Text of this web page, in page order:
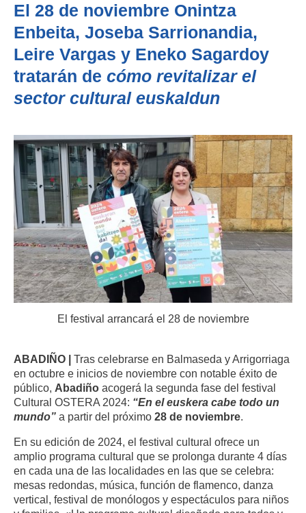
El 28 de noviembre Onintza
Enbeita, Joseba Sarrionandia,
Leire Vargas y Eneko Sagardoy
tratarán de cómo revitalizar el
sector cultural euskaldun
El festival arrancará el 28 de noviembre
ABADIÑO | Tras celebrarse en Balmaseda y Arrigorriaga
en octubre e inicios de noviembre con notable éxito de
público, Abadiño acogerá la segunda fase del festival
Cultural OSTERA 2024: “En el euskera cabe todo un
mundo” a partir del próximo 28 de noviembre.
En su edición de 2024, el festival cultural ofrece un
amplio programa cultural que se prolonga durante 4 días
en cada una de las localidades en las que se celebra:
mesas redondas, música, función de flamenco, danza
vertical, festival de monólogos y espectáculos para niños